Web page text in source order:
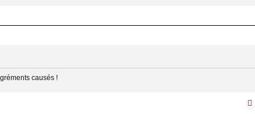
causés !